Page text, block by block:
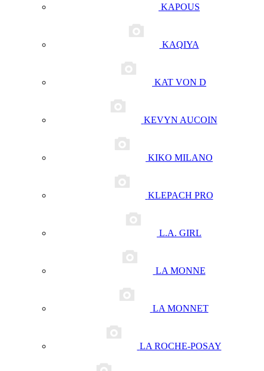
KAPOUS
KAQIYA
KAT VON D
KEVYN AUCOIN
KIKO MILANO
KLEPACH PRO
L.A. GIRL
LA MONNE
LA MONNET
LA ROCHE-POSAY